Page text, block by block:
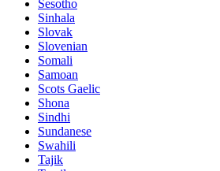
Sesotho
Sinhala
Slovak
Slovenian
Somali
Samoan
Scots Gaelic
Shona
Sindhi
Sundanese
Swahili
Tajik